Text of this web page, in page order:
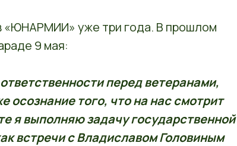
«ЮНАРМИИ» уже три года. В прошлом
9 мая:
перед ветеранами,
осознание того, что на нас смотрит
я выполняю задачу государственной
встречи с Владиславом Головиным